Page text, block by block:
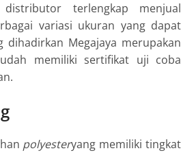
distributor terlengkap menjual
variasi ukuran yang dapat
dihadirkan Megajaya merupakan
memiliki sertifikat uji coba
polyesteryang memiliki tingkat